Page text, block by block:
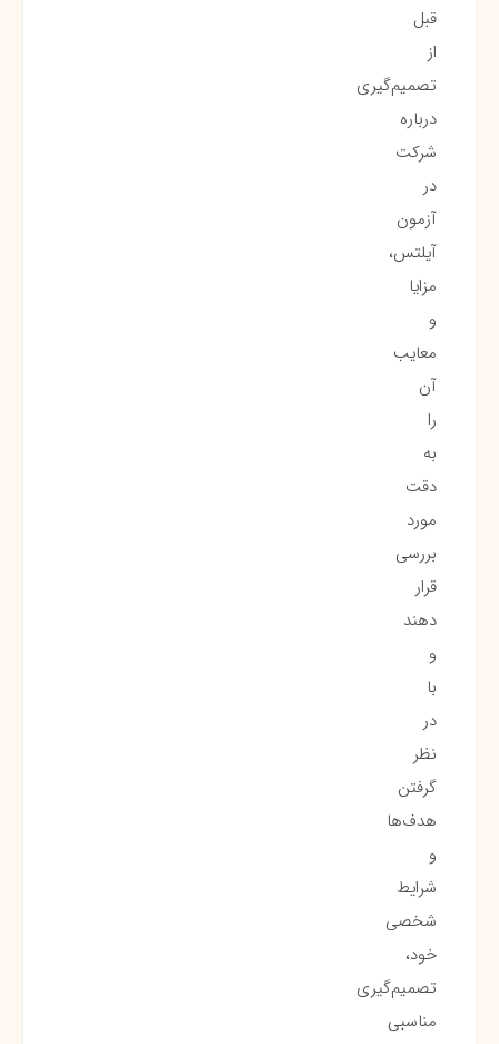
قبل
از
تصمیم‌گیری
درباره
شرکت
در
آزمون
آیلتس،
مزایا
و
معایب
آن
را
به
دقت
مورد
بررسی
قرار
دهند
و
با
در
نظر
گرفتن
هدف‌ها
و
شرایط
شخصی
خود،
تصمیم‌گیری
مناسبی